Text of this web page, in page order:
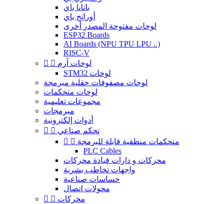
بانانا باي
أورانج باي
لوحات مفتوحة المصدر أخرى
ESP32 Boards
AI Boards (NPU TPU LPU ..)
RISC-V
  لوحات آرم
STM32 لوحات
لوحات مصفوفات حقلية مبرمجة
لوحات متحكمات
مجموعات تعليمية
مبرمجات
أدوات إلكترونية
  تحكم صناعي
  متحكمات منطقية قابلة للبرمجة
PLC Cables
محركات و دارات قيادة محركات
واجهات تخاطب بشرية
حساسات صناعية
محولات اتصال
  محركات